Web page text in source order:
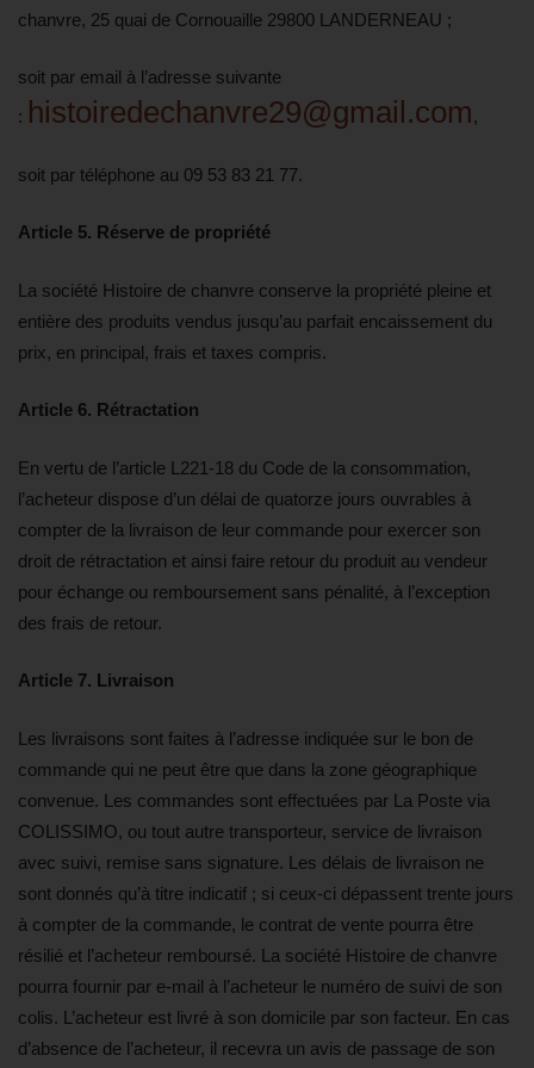
chanvre, 25 quai de Cornouaille 29800 LANDERNEAU ;
soit par email à l’adresse suivante
: histoiredechanvre29@gmail.com,
soit par téléphone au 09 53 83 21 77.
Article 5. Réserve de propriété
La société Histoire de chanvre conserve la propriété pleine et
entière des produits vendus jusqu’au parfait encaissement du
prix, en principal, frais et taxes compris.
Article 6. Rétractation
En vertu de l’article L221-18 du Code de la consommation,
l’acheteur dispose d’un délai de quatorze jours ouvrables à
compter de la livraison de leur commande pour exercer son
droit de rétractation et ainsi faire retour du produit au vendeur
pour échange ou remboursement sans pénalité, à l’exception
des frais de retour.
Article 7. Livraison
Les livraisons sont faites à l’adresse indiquée sur le bon de
commande qui ne peut être que dans la zone géographique
convenue. Les commandes sont effectuées par La Poste via
COLISSIMO, ou tout autre transporteur, service de livraison
avec suivi, remise sans signature. Les délais de livraison ne
sont donnés qu’à titre indicatif ; si ceux-ci dépassent trente jours
à compter de la commande, le contrat de vente pourra être
résilié et l’acheteur remboursé. La société Histoire de chanvre
pourra fournir par e-mail à l’acheteur le numéro de suivi de son
colis. L’acheteur est livré à son domicile par son facteur. En cas
d’absence de l’acheteur, il recevra un avis de passage de son